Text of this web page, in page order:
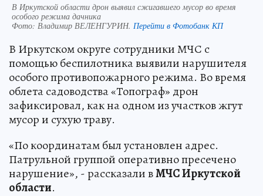
В Иркутской области дрон выявил сжигавшего мусор во время
особого режима дачника
Фото: Владимир ВЕЛЕНГУРИН. Перейти в Фотобанк КП
В Иркутском округе сотрудники МЧС с
помощью беспилотника выявили нарушителя
особого противопожарного режима. Во время
облета садоводства «Топограф» дрон
зафиксировал, как на одном из участков жгут
мусор и сухую траву.
«По координатам был установлен адрес.
Патрульной группой оперативно пресечено
нарушение», - рассказали вМЧС Иркутской
области.